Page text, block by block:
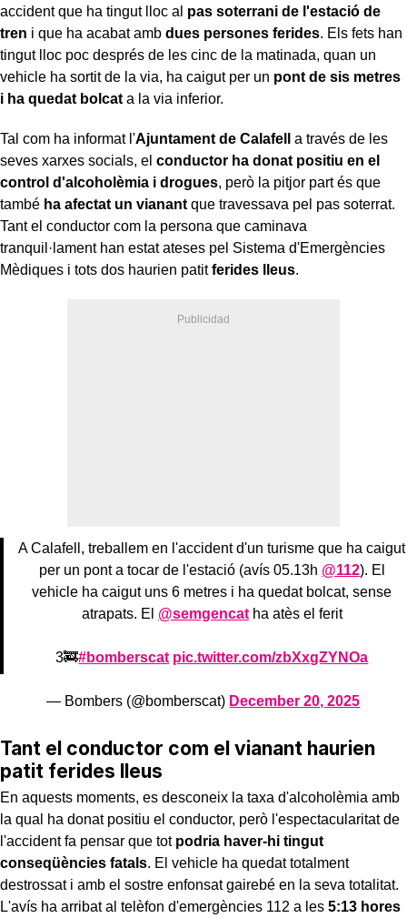
accident que ha tingut lloc al pas soterrani de l'estació de
tren i que ha acabat amb dues persones ferides. Els fets han
tingut lloc poc després de les cinc de la matinada, quan un
vehicle ha sortit de la via, ha caigut per un pont de sis metres
i ha quedat bolcat a la via inferior.
Tal com ha informat l'Ajuntament de Calafell a través de les
seves xarxes socials, el conductor ha donat positiu en el
control d'alcoholèmia i drogues, però la pitjor part és que
també ha afectat un vianant que travessava pel pas soterrat.
Tant el conductor com la persona que caminava
tranquil·lament han estat ateses pel Sistema d'Emergències
Mèdiques i tots dos haurien patitferides lleus.
A Calafell, treballem en l'accident d'un turisme que ha caigut
per un pont a tocar de l'estació (avís 05.13h @112). El
vehicle ha caigut uns 6 metres i ha quedat bolcat, sense
atrapats. El @semgencatha atès el ferit
3🚒#bomberscat pic.twitter.com/zbXxgZYNOa
— Bombers (@bomberscat) December 20, 2025
Tant el conductor com el vianant haurien
patit ferides lleus
En aquests moments, es desconeix la taxa d'alcoholèmia amb
la qual ha donat positiu el conductor, però l'espectacularitat de
l'accident fa pensar que totpodria haver-hi tingut
conseqüències fatals. El vehicle ha quedat totalment
destrossat i amb el sostre enfonsat gairebé en la seva totalitat.
L'avís ha arribat al telèfon d'emergències 112 a les 5:13 hores